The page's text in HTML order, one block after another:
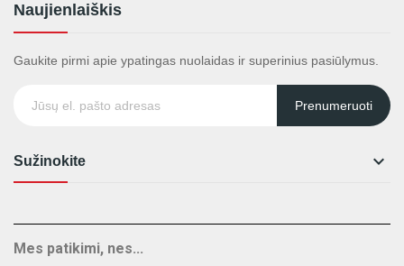
Naujienlaiškis
Gaukite pirmi apie ypatingas nuolaidas ir superinius pasiūlymus.
Prenumeruoti
Sužinokite 
Mes patikimi, nes...